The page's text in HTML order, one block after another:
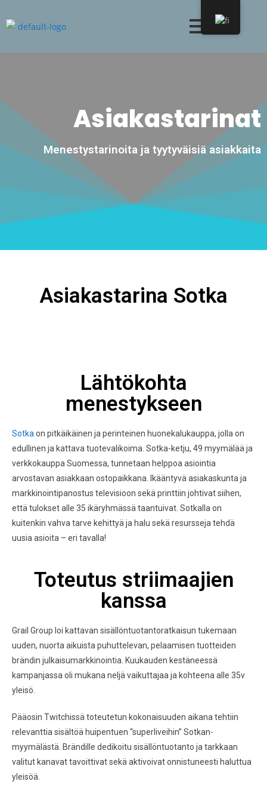
Asiakastarinat
Menestystarinoita ja tyytyväisiä asiakkaita
Asiakastarina Sotka
Lähtökohta
menestykseen
Sotka on pitkäikäinen ja perinteinen huonekalukauppa, jolla on
edullinen ja kattava tuotevalikoima. Sotka-ketju, 49 myymälää ja
verkkokauppa Suomessa, tunnetaan helppoa asiointia
arvostavan asiakkaan ostopaikkana. Ikääntyvä asiakaskunta ja
markkinointipanostus televisioon sekä printtiin johtivat siihen,
että tulokset alle 35 ikäryhmässä taantuivat. Sotkalla on
kuitenkin vahva tarve kehittyä ja halu sekä resursseja tehdä
uusia asioita – eri tavalla!
Toteutus striimaajien
kanssa
Grail Group loi kattavan sisällöntuotantoratkaisun tukemaan
uuden, nuorta aikuista puhuttelevan, pelaamisen tuotteiden
brändin julkaisumarkkinointia. Kuukauden kestäneessä
kampanjassa oli mukana neljä vaikuttajaa ja kohteena alle 35v
yleisö.
Pääosin Twitchissä toteutetun kokonaisuuden aikana tehtiin
relevanttia sisältöä huipentuen “superliveihin” Sotkan-
myymälästä. Brändille dedikoitu sisällöntuotanto ja tarkkaan
valitut kanavat tavoittivat sekä aktivoivat onnistuneesti haluttua
yleisöä.